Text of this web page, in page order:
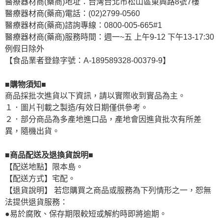
醫療器材商(藥商)電話：(02)2799-0560
醫療器材商(藥商)諮詢專線：0800-005-665#1
醫療器材商(藥商)服務時間：週一~五 上午9-12 下午13-17:30
例假日除外
【食品業者登錄字號：A-189589328-00379-9】
■購物須知■
商品採批次進貨以下資訊，請以實際收到實品為主。
１．圖片刊載之製造/有效日期僅供參考。
２．部分商品為多產地進口品，產地會因進貨批次有所差
異，隨機出貨。
■商品配送及退換貨說明■
【配送地點】限本島。
【配送方式】宅配。
【退貨說明】 若您購買之商品或服務為下列情形之一，恕無
法提供退貨服務：
●易於腐敗、保存期限較短或解約時即將逾期。